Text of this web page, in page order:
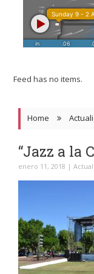
Feed has no items.
Home
“Jazz a la
enero 11, 2018 |